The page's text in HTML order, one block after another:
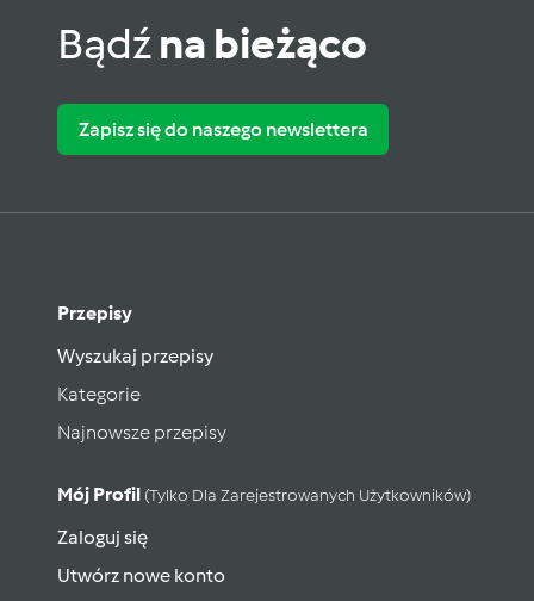
Bądźna bieżąco
Zapisz się do naszego newslettera
Przepisy
Wyszukaj przepisy
Kategorie
Najnowsze przepisy
Mój Profil (tylko Dla Zarejestrowanych Użytkowników)
Zaloguj się
Utwórz nowe konto